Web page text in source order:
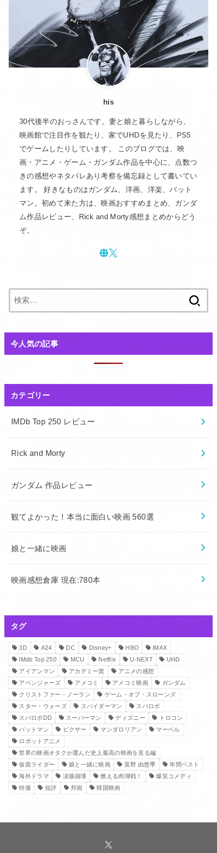
his
30代後半のおっさんです。妻と娘と暮らしながら、
映画館で注目作を観たり、家でUHDを見たり、PS5
でゲームしたりしています。 このブログでは、映
画・アニメ・ゲーム・ガンダム作品を中心に、点数つ
きの感想やネタバレあり考察を備忘録として書いてい
ます。 好きなものはガンダム、洋画、洋楽、バット
マン。初めて来た方は、映画おすすめまとめ、ガンダ
ム作品レビュー、Rick and Morty感想まとめからどう
ぞ。
索:
今人気の記事
カテゴリー
IMDb Top 250 レビュー
Rick and Morty
ガンダム 作品レビュー
観てよかった！本当に面白い映画 560選
娘と一緒に映画
映画感想倉庫 現在:780本
タグ
3D A24 DC Disney+ HBO
IMAX
IMdb Top 250
MCU Netflix U-NEXT
UHD
アイアンマン
アカデミー賞
アニメの感想
アベンジャーズ
アメコミ アメコミ映画
ガンダム
クリストファー・ノーラン
ゲーム・オブ・スローンズ
スター・ウォーズ
スパイダーマン
スパロボ
スパロボDD
スーパーマン ディズニー
トロコン
バットマン
ピクサー マンダロリアン
マーベル
ロボットアニメ
世界の映画オタクが選んだ史上最高の映画を見る編
仮面ライダー
娘と一緒に映画 富野 由悠季
年間ベスト
海外ドラマ
涙腺崩壊 燃える肉弾戦！
爆笑コメディ
特撮
短評 邦画 韓国映画